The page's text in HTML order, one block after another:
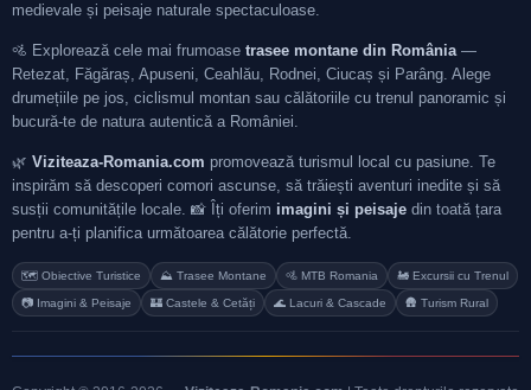
medievale și peisaje naturale spectaculoase.
🚵 Explorează cele mai frumoase trasee montane din România—
Retezat, Făgăraș, Apuseni, Ceahlău, Rodnei, Ciucaș și Parâng. Alege
drumețiile pe jos, ciclismul montan sau călătoriile cu trenul panoramic și
bucură-te de natura autentică a României.
🌿 Viziteaza-Romania.com promovează turismul local cu pasiune. Te
inspirăm să descoperi comori ascunse, să trăiești aventuri inedite și să
susții comunitățile locale. 📸 Îți oferim imagini și peisaje din toată țara
pentru a-ți planifica următoarea călătorie perfectă.
🗺️ Obiective Turistice ⛰️ Trasee Montane 🚵 MTB Romania 🚂 Excursii cu Trenul
📷 Imagini & Peisaje 🏰 Castele & Cetăți 🌊 Lacuri & Cascade 🛖 Turism Rural